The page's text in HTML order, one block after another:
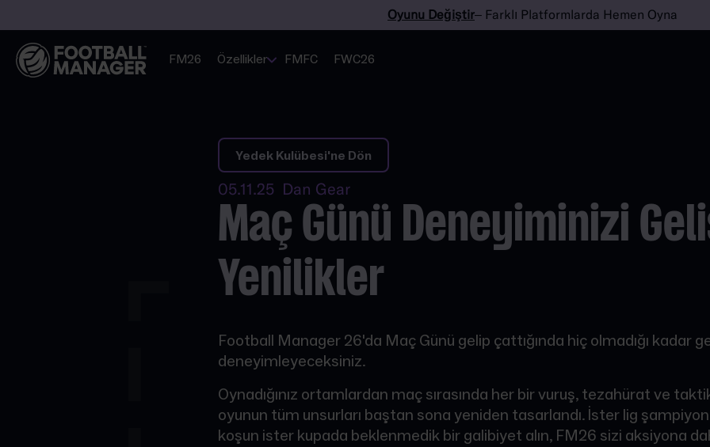
Oyunu Değiştir– Farklı Platformlarda Hemen Oyna
FM26 Özellikler FMFC FWC26
Yedek Kulübesi'ne Dön
05.11.25 Dan Gear
Maç Günü Deneyiminizi
Yenilikler
Football Manager 26'da Maç Günü gelip çattığında hiç olmadığı kadar
deneyimleyeceksiniz.
Oynadığınız ortamlardan maç sırasında her bir vuruş, tezahürat ve
oyunun tüm unsurları baştan sona yeniden tasarlandı. İster lig
koşun ister kupada beklenmedik bir galibiyet alın, FM26 sizi aksiyona